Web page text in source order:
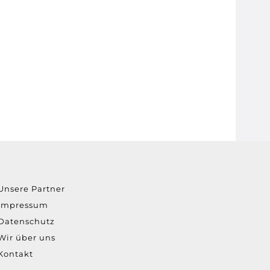
Partner
über uns